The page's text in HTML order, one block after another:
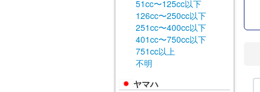
51cc〜125cc以下
126cc〜250cc以下
251cc〜400cc以下
401cc〜750cc以下
751cc以上
不明
ヤマハ